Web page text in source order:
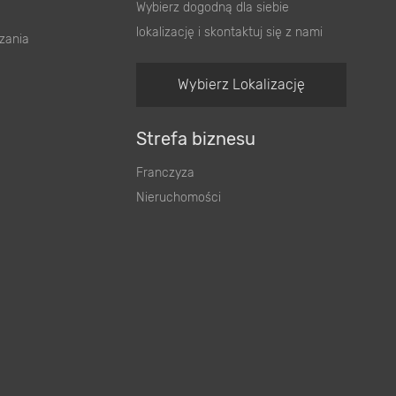
Wybierz dogodną dla siebie
lokalizację i skontaktuj się z nami
Wybierz Lokalizację
Strefa biznesu
Franczyza
Nieruchomości